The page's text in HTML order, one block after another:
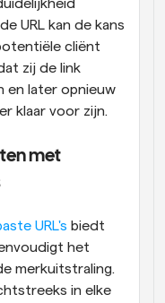
URL kan de kans
cliënt
zij de link
en later opnieuw
klaar voor zijn.
met
URL's biedt
het
merkuitstraling.
in elke